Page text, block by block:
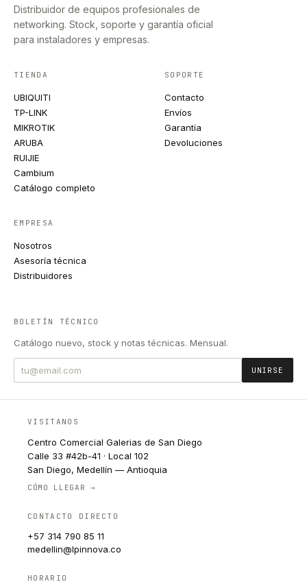
Distribuidor de equipos profesionales de
networking. Stock, soporte y garantía oficial
para instaladores y empresas.
TIENDA
UBIQUITI
TP-LINK
MIKROTIK
ARUBA
RUIJIE
Cambium
Catálogo completo
SOPORTE
Contacto
Envíos
Garantía
Devoluciones
EMPRESA
Nosotros
Asesoría técnica
Distribuidores
BOLETÍN TÉCNICO
Catálogo nuevo, stock y notas técnicas. Mensual.
UNIRSE
VISITANOS
Centro Comercial Galerias de San Diego
Calle 33 #42b-41 · Local 102
San Diego, Medellín — Antioquia
CÓMO LLEGAR →
CONTACTO DIRECTO
+57 314 790 85 11
medellin@lpinnova.co
HORARIO